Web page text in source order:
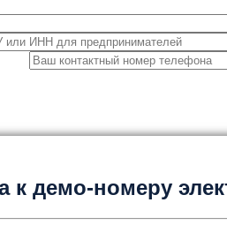
к демо-номеру